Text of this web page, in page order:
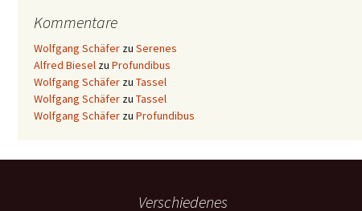
Kommentare
Wolfgang Schäfer zu Serenes
Alfred Biesel zu Profundibus
Wolfgang Schäfer zu Tassel
Wolfgang Schäfer zu Tassel
Wolfgang Schäfer zu Profundibus
Verschiedenes